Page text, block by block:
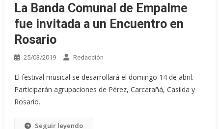
La Banda Comunal de Empalme
fue invitada a un Encuentro en
Rosario
25/03/2019 Redacción
El festival musical se desarrollará el domingo 14 de abril.
Participarán agrupaciones de Pérez, Carcarañá, Casilda y
Rosario.
Seguir leyendo